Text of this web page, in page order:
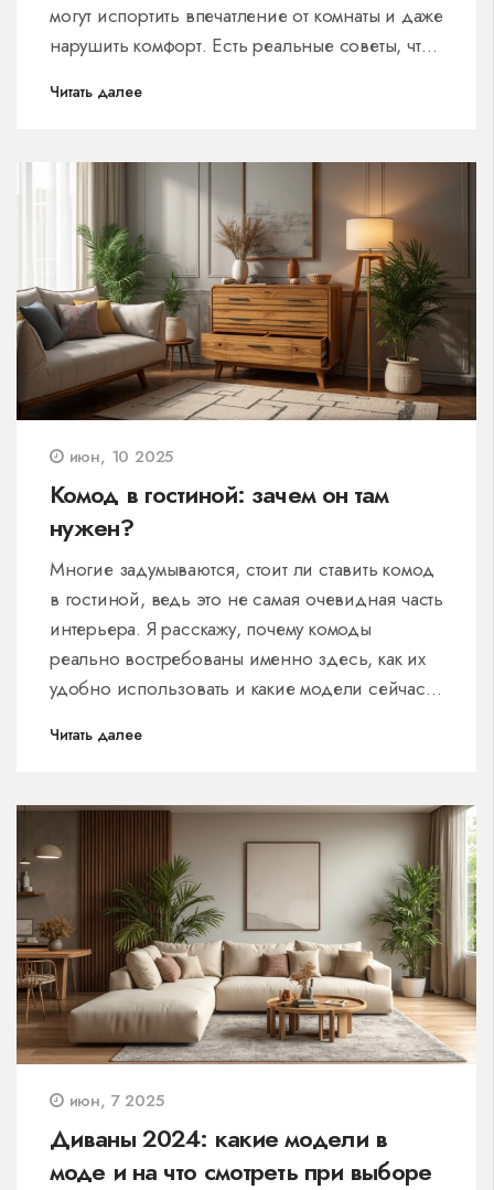
могут испортить впечатление от комнаты и даже
нарушить комфорт. Есть реальные советы, что
которые помогут обустроить пространство
дизайнеров и бытовых ситуациях. Все
объясняется простым и понятным языком.
Читать далее
июн, 10 2025
Комод в гостиной: зачем он там
нужен?
Многие задумываются, стоит ли ставить комод
в гостиной, ведь это не самая очевидная часть
интерьера. Я расскажу, почему комоды
реально востребованы именно здесь, как их
удобно использовать и какие модели сейчас в
используют комоды, как выбрать подходящий
избежать хаоса внутри ящиков. Ещё поделюсь
секретами грамотного сочетания комода с
другой мебелью и расскажу, как добавить уюта
с помощью простых деталей. В статье много
конкретных советов для реальной жизни —
без воды.
Читать далее
июн, 7 2025
Диваны 2024: какие модели в
моде и на что смотреть при выборе